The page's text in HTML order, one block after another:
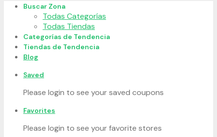
Skip
Buscar Zona
Todas Categorías
Todas Tiendas
Categorías de Tendencia
Tiendas de Tendencia
Blog
Saved
Please login to see your saved coupons
Favorites
Please login to see your favorite stores